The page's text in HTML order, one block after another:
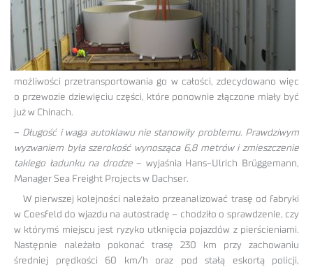
możliwości przetransportowania go w całości, zdecydowano więc
o przewozie dziewięciu części, które ponownie złączone miały być
już w Chinach.
– Długość i waga autoklawu nie stanowiły problemu. Prawdziwym
wyzwaniem była szerokość wynosząca 6,8 metrów i zmieszczenie
takiego ładunku na drodze– wyjaśnia Hans-Ulrich Brüggemann,
Manager Sea Freight Projects w Dachser.
W pierwszej kolejności należało przeanalizować trasę od fabryki
w Coesfeld do wjazdu na autostradę – chodziło o sprawdzenie, czy
w którymś miejscu jest ryzyko utknięcia pojazdów z pierścieniami.
Następnie należało pokonać trasę 230 km przy zachowaniu
średniej prędkości 60 km/h oraz pod stałą eskortą policji,